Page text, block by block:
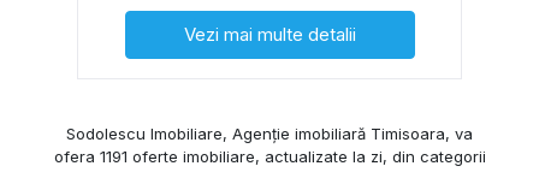
Vezi mai multe detalii
Sodolescu Imobiliare, Agenție imobiliară Timisoara, va
ofera 1191 oferte imobiliare, actualizate la zi, din categorii